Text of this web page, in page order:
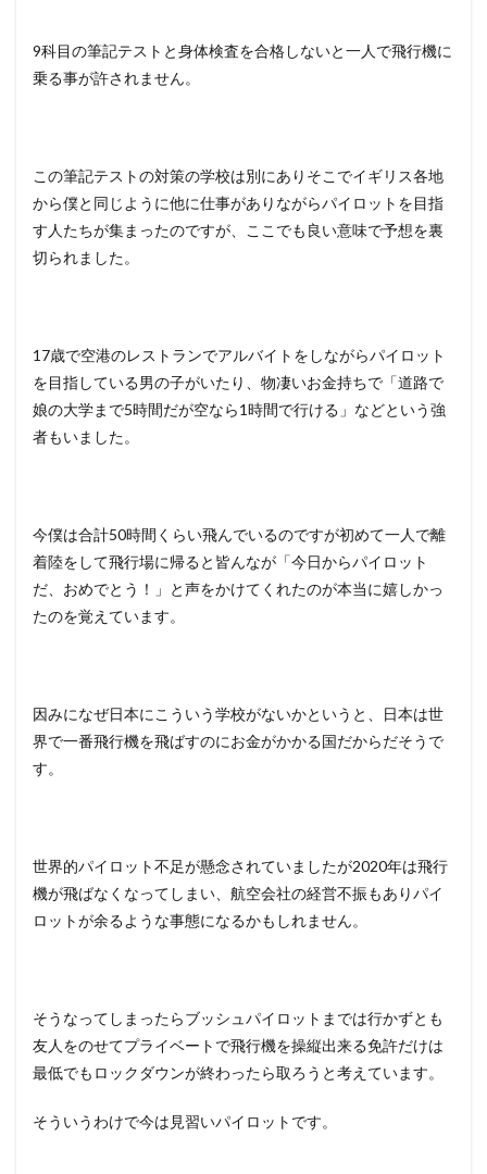
9科目の筆記テストと身体検査を合格しないと一人で飛行機に
乗る事が許されません。
この筆記テストの対策の学校は別にありそこでイギリス各地
から僕と同じように他に仕事がありながらパイロットを目指
す人たちが集まったのですが、ここでも良い意味で予想を裏
切られました。
17歳で空港のレストランでアルバイトをしながらパイロット
を目指している男の子がいたり、物凄いお金持ちで「道路で
娘の大学まで5時間だが空なら1時間で行ける」などという強
者もいました。
今僕は合計50時間くらい飛んでいるのですが初めて一人で離
着陸をして飛行場に帰ると皆んなが「今日からパイロット
だ、おめでとう！」と声をかけてくれたのが本当に嬉しかっ
たのを覚えています。
因みになぜ日本にこういう学校がないかというと、日本は世
界で一番飛行機を飛ばすのにお金がかかる国だからだそうで
す。
世界的パイロット不足が懸念されていましたが2020年は飛行
機が飛ばなくなってしまい、航空会社の経営不振もありパイ
ロットが余るような事態になるかもしれません。
そうなってしまったらブッシュパイロットまでは行かずとも
友人をのせてプライベートで飛行機を操縦出来る免許だけは
最低でもロックダウンが終わったら取ろうと考えています。
そういうわけで今は見習いパイロットです。